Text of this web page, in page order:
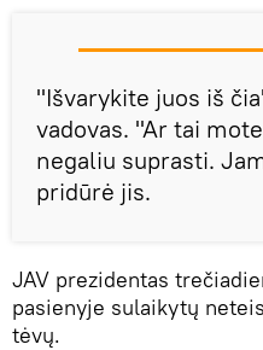
"Išvarykite juos iš
vadovas. "Ar tai
negaliu suprasti.
pridūrė jis.
JAV prezidentas
pasienyje sulaikytų
tėvų.